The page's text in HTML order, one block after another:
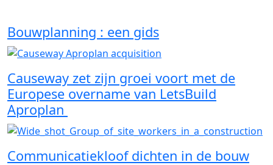
Bouwplanning : een gids
Causeway zet zijn groei voort met de
Europese overname van LetsBuild
Aproplan
Communicatiekloof dichten in de bouw